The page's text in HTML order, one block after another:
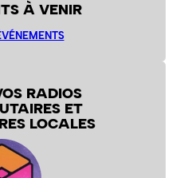
À VENIR
RADIOS
ET
LOCALES